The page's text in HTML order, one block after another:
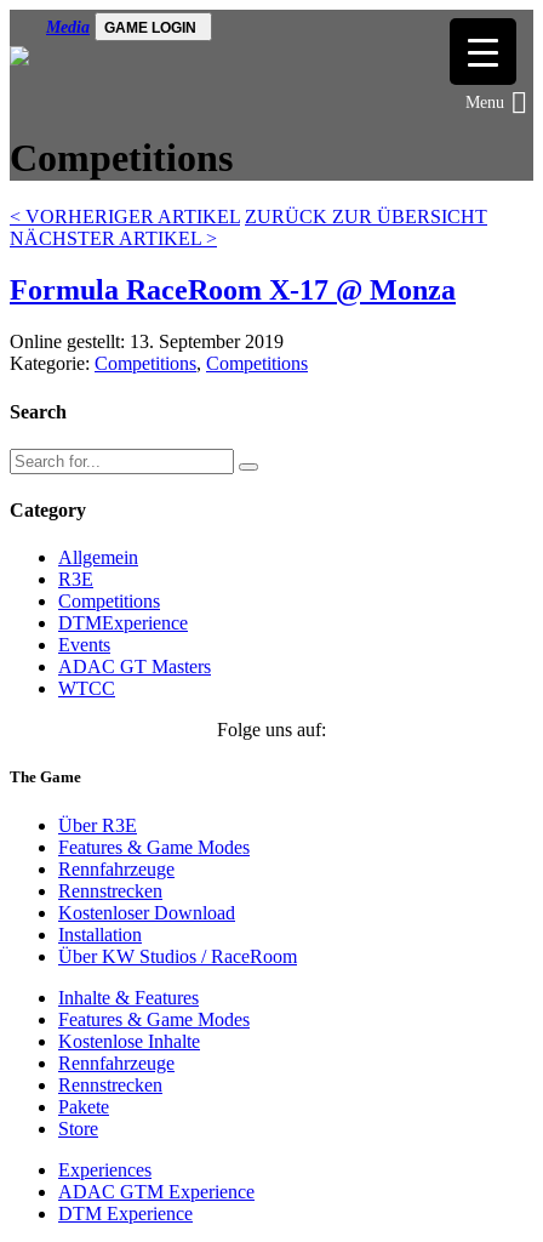
Media GAME LOGIN
Competitions
< VORHERIGER ARTIKEL ZURÜCK ZUR ÜBERSICHT
NÄCHSTER ARTIKEL >
Formula RaceRoom X-17 @ Monza
Online gestellt: 13. September 2019
Kategorie: Competitions, Competitions
Search
Category
Allgemein
R3E
Competitions
DTMExperience
Events
ADAC GT Masters
WTCC
Folge uns auf:
The Game
Über R3E
Features & Game Modes
Rennfahrzeuge
Rennstrecken
Kostenloser Download
Installation
Über KW Studios / RaceRoom
Inhalte & Features
Features & Game Modes
Kostenlose Inhalte
Rennfahrzeuge
Rennstrecken
Pakete
Store
Experiences
ADAC GTM Experience
DTM Experience